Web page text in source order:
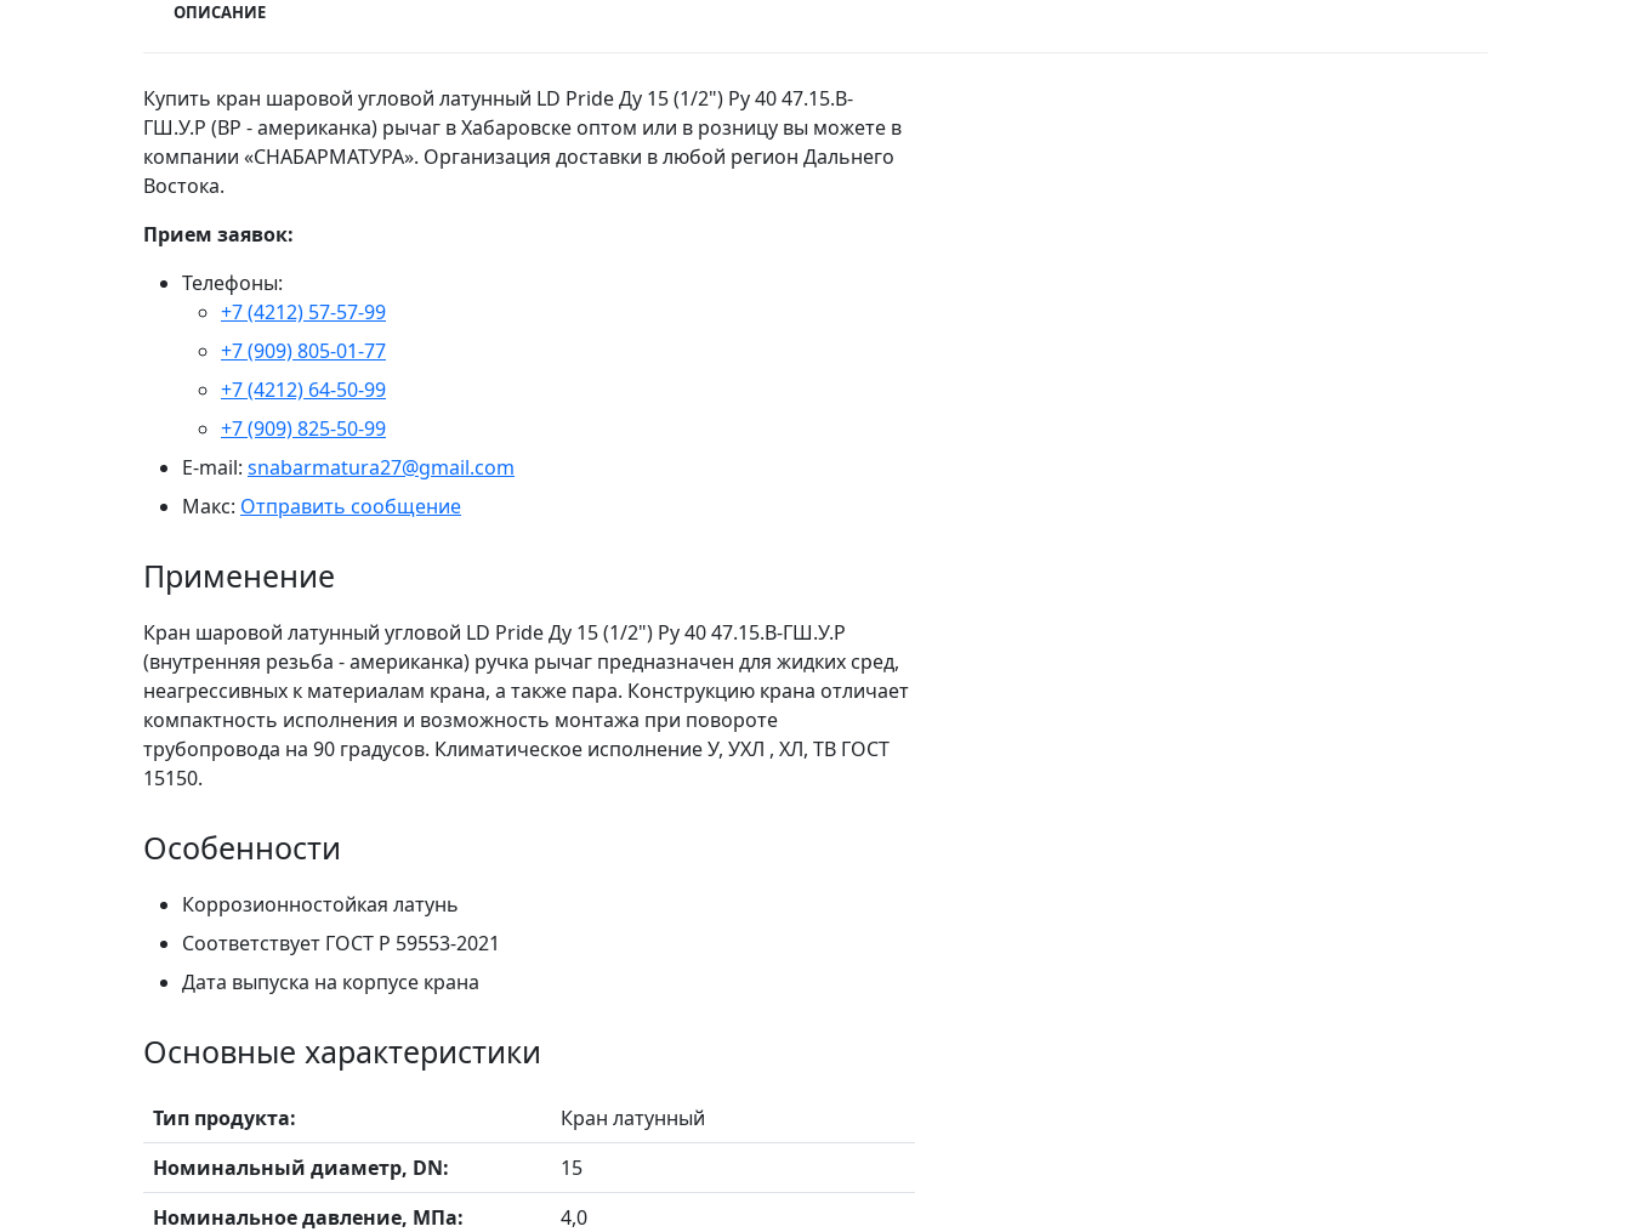
ОПИСАНИЕ
Купить кран шаровой угловой латунный LD Pride Ду 15 (1/2") Ру 40 47.15.В-
ГШ.У.Р (ВР - американка) рычаг в Хабаровске оптом или в розницу вы можете в
компании «СНАБАРМАТУРА». Организация доставки в любой регион Дальнего
Востока.
Прием заявок:
Телефоны:
+7 (4212) 57-57-99
+7 (909) 805-01-77
+7 (4212) 64-50-99
+7 (909) 825-50-99
E-mail: snabarmatura27@gmail.com
Макс: Отправить сообщение
Применение
Кран шаровой латунный угловой LD Pride Ду 15 (1/2") Ру 40 47.15.В-ГШ.У.Р
(внутренняя резьба - американка) ручка рычаг предназначен для жидких сред,
неагрессивных к материалам крана, а также пара. Конструкцию крана отличает
компактность исполнения и возможность монтажа при повороте
трубопровода на 90 градусов. Климатическое исполнение У, УХЛ , ХЛ, ТВ ГОСТ
15150.
Особенности
Коррозионностойкая латунь
Соответствует ГОСТ Р 59553-2021
Дата выпуска на корпусе крана
Основные характеристики
Тип продукта:
Кран латунный
Номинальный диаметр, DN:
15
Номинальное давление, МПа:
4,0